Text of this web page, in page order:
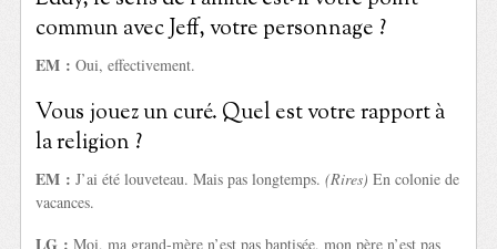
commun avec Jeff, votre personnage ?
EM : Oui, effectivement.
Vous jouez un curé. Quel est votre rapport à
la religion ?
EM : J’ai été louveteau. Mais pas longtemps.(Rires) En colonie de
vacances.
LG : Moi, ma grand-mère n’est pas baptisée, mon père n’est pas